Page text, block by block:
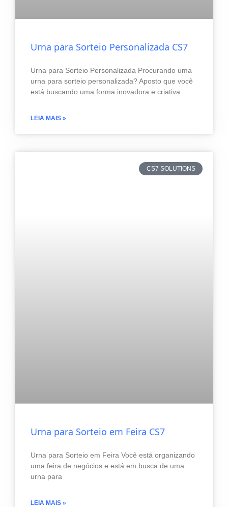
Urna para Sorteio Personalizada CS7
Urna para Sorteio Personalizada Procurando uma
urna para sorteio personalizada? Aposto que você
está buscando uma forma inovadora e criativa
LEIA MAIS »
CS7 SOLUTIONS
Urna para Sorteio em Feira CS7
Urna para Sorteio em Feira Você está organizando
uma feira de negócios e está em busca de uma
urna para
LEIA MAIS »